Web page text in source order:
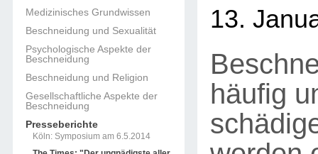
Medizinisches Grundwissen
Beschneidung und Sexualität
Psychologische Aspekte der
Beschneidung
Beschneidung und Religion
Gesellschaftliche Aspekte der
Beschneidung
Presseberichte
Köln: Symposium am 6.5.2014
13.
häufig